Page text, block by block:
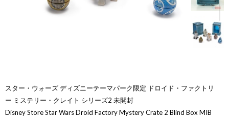
スター・ウォーズ ディズニーテーマパーク限定 ドロイド・ファクトリ
ー ミステリー・クレイト シリーズ2 未開封
Disney Store Star Wars Droid Factory Mystery Crate 2 Blind Box MIB